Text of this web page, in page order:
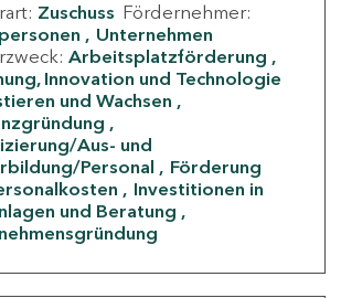
Zuschuss Fördernehmer:
Unternehmen
Arbeitsplatzförderung
Innovation und Technologie
und Wachsen
Aus- und
Personal
Förderung
Investitionen in
und Beratung